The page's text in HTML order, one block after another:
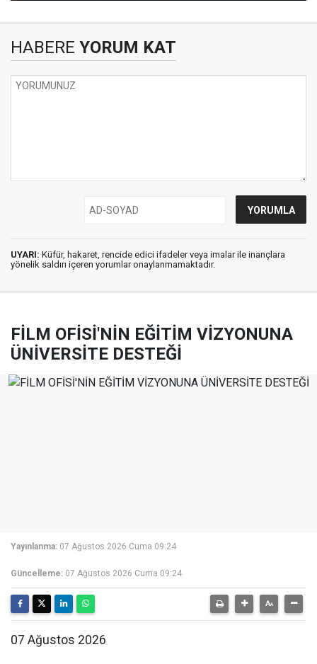
HABERE YORUM KAT
UYARI: Küfür, hakaret, rencide edici ifadeler veya imalar ile inançlara
yönelik saldırı içeren yorumlar onaylanmamaktadır.
FİLM OFİSİ'NİN EĞİTİM VİZYONUNA
ÜNİVERSİTE DESTEĞİ
Yayınlanma: 07 Ağustos 2026 Cuma 09:24
Güncelleme: 07 Ağustos 2026 Cuma 09:24
07 Ağustos 2026